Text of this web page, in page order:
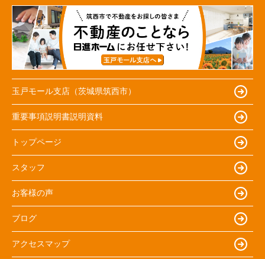
玉戸モール支店（茨城県筑西市）
重要事項説明書説明資料
トップページ
スタッフ
お客様の声
ブログ
アクセスマップ